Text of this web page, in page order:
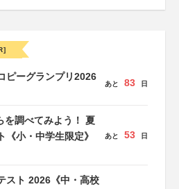
ピーグランプリ2026
あと 83 日
を調べてみよう！ 夏
小・中学生限定》
あと 53 日
スト 2026《中・高校